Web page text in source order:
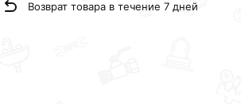
Возврат товара в течение 7 дней